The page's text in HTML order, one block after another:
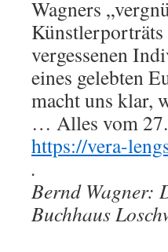
Wagners
Künstlerporträts
vergessenen
eines gelebten
macht uns klar,
… Alles vom
https://vera-
.
Bernd Wagner:
Buchhaus